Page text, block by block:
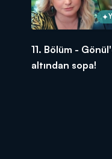
11. Bölüm -
altından sopa!